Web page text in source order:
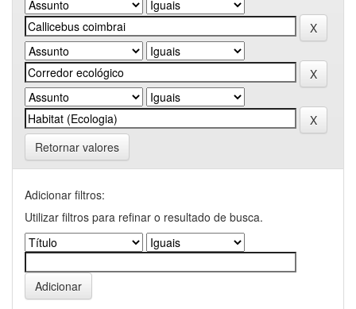
Retornar valores
Adicionar filtros:
Utilizar filtros para refinar o resultado de busca.